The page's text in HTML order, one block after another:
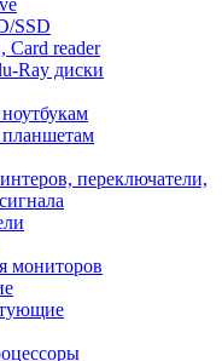
SSD
Card reader
Ray диски
переключатели,
мониторов